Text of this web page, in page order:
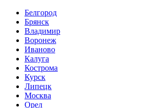
Белгород
Брянск
Владимир
Воронеж
Иваново
Калуга
Кострома
Курск
Липецк
Москва
Орел